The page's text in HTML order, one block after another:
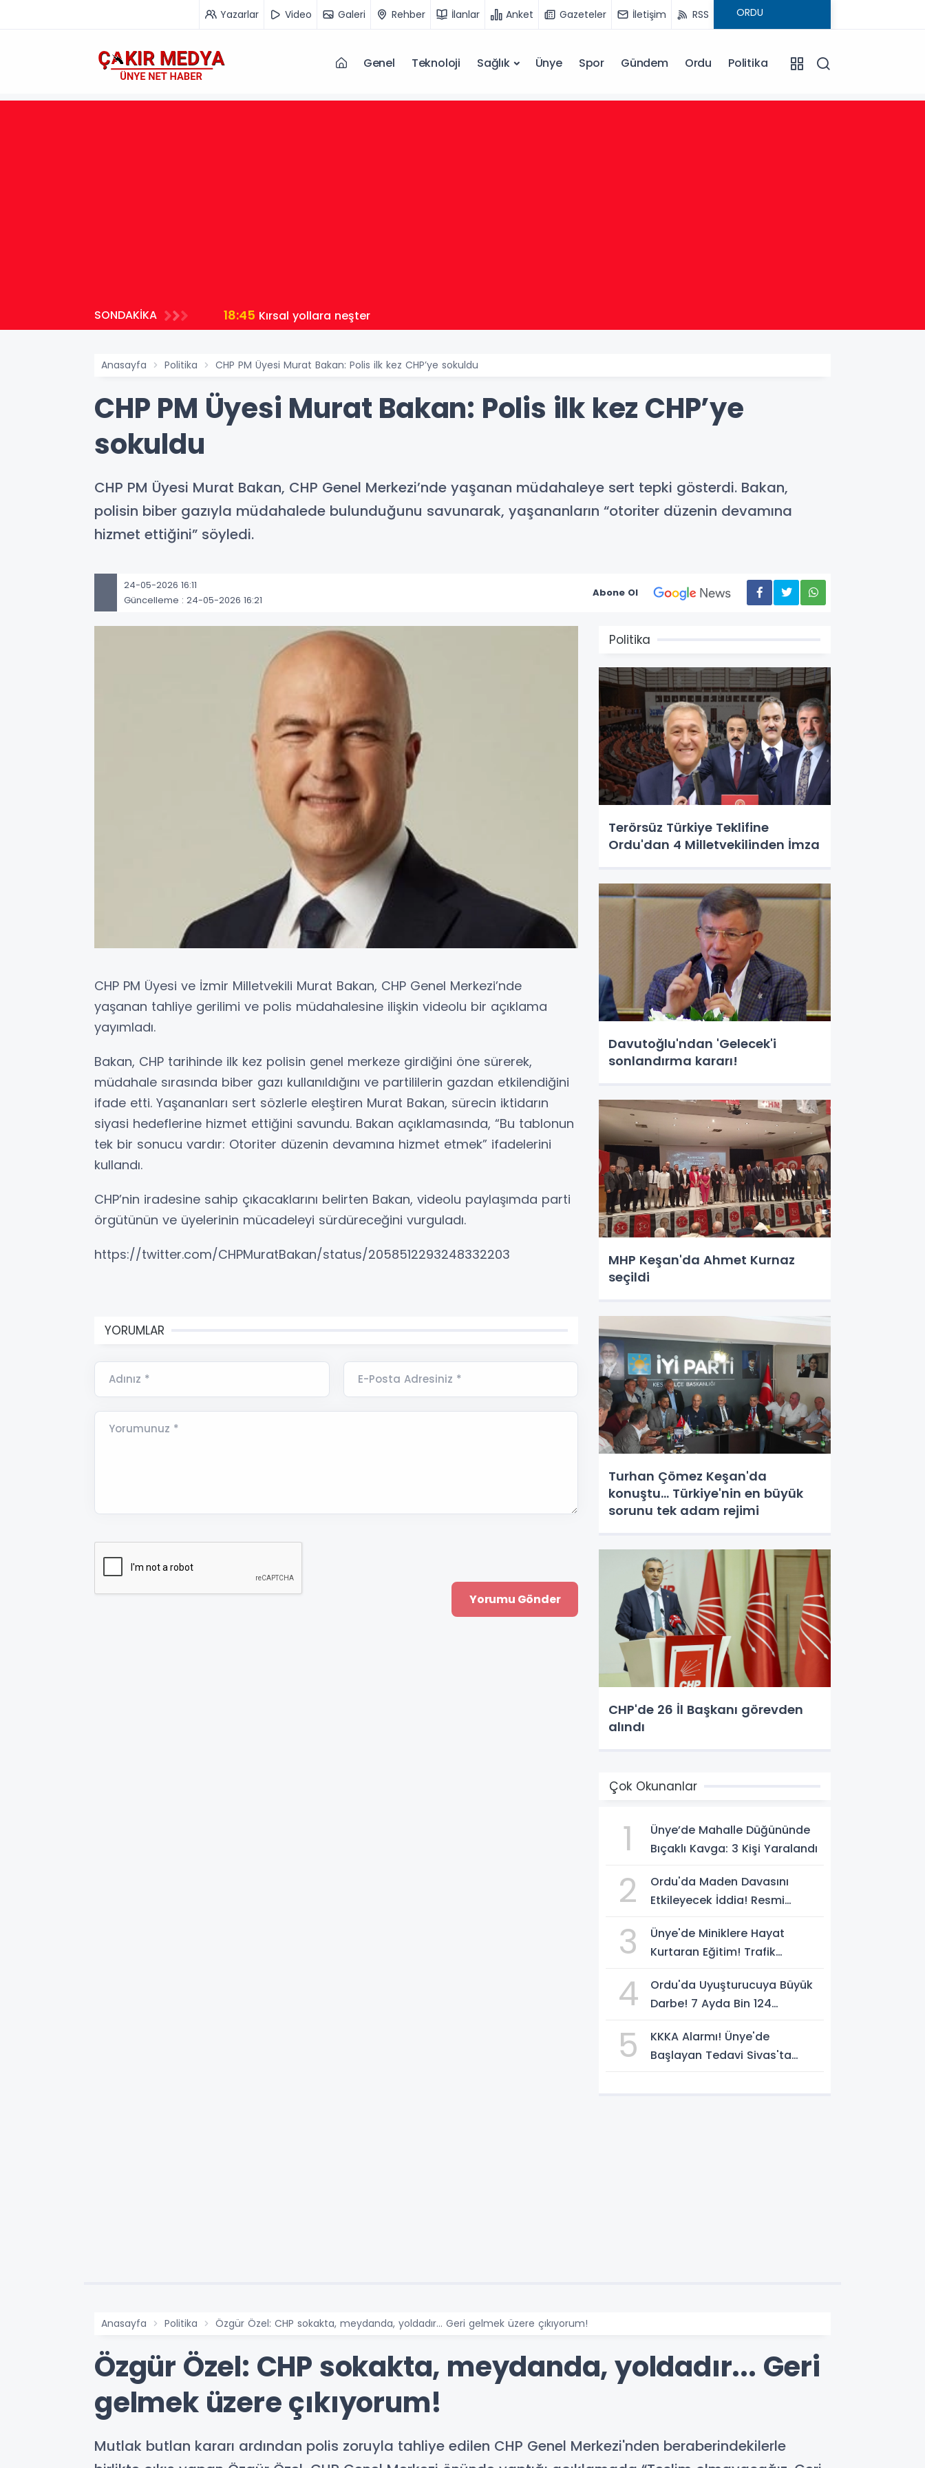
Yazarlar Video Galeri Rehber İlanlar Anket Gazeteler İletişim RSS
Genel Teknoloji Sağlık Ünye Spor Gündem Ordu Politika
SONDAKİKA 18:45 Kırsal yollara neşter
Anasayfa Politika CHP PM Üyesi Murat Bakan: Polis ilk kez CHP’ye sokuldu
CHP PM Üyesi Murat Bakan: Polis ilk kez CHP’ye
sokuldu
CHP PM Üyesi Murat Bakan, CHP Genel Merkezi’nde yaşanan müdahaleye sert tepki gösterdi. Bakan,
polisin biber gazıyla müdahalede bulunduğunu savunarak, yaşananların “otoriter düzenin devamına
hizmet ettiğini” söyledi.
24-05-2026 16:11
Güncelleme : 24-05-2026 16:21
Abone Ol
CHP PM Üyesi ve İzmir Milletvekili Murat Bakan, CHP Genel Merkezi’nde
yaşanan tahliye gerilimi ve polis müdahalesine ilişkin videolu bir açıklama
yayımladı.
Bakan, CHP tarihinde ilk kez polisin genel merkeze girdiğini öne sürerek,
müdahale sırasında biber gazı kullanıldığını ve partililerin gazdan etkilendiğini
ifade etti. Yaşananları sert sözlerle eleştiren Murat Bakan, sürecin iktidarın
siyasi hedeflerine hizmet ettiğini savundu. Bakan açıklamasında, “Bu tablonun
tek bir sonucu vardır: Otoriter düzenin devamına hizmet etmek” ifadelerini
kullandı.
CHP’nin iradesine sahip çıkacaklarını belirten Bakan, videolu paylaşımda parti
örgütünün ve üyelerinin mücadeleyi sürdüreceğini vurguladı.
https://twitter.com/CHPMuratBakan/status/2058512293248332203
YORUMLAR
Adınız * E-Posta Adresiniz *
Yorumunuz *
Politika
Terörsüz Türkiye Teklifine
Ordu'dan 4 Milletvekilinden İmza
Davutoğlu'ndan 'Gelecek'i
sonlandırma kararı!
MHP Keşan'da Ahmet Kurnaz
seçildi
Turhan Çömez Keşan'da
konuştu... Türkiye'nin en büyük
sorunu tek adam rejimi
CHP'de 26 İl Başkanı görevden
alındı
Çok Okunanlar
1
Ünye’de Mahalle Düğününde
Bıçaklı Kavga: 3 Kişi Yaralandı
2
Ordu'da Maden Davasını
Etkileyecek İddia! Resmi
3
Ünye'de Miniklere Hayat
Kurtaran Eğitim! Trafik
4
Ordu'da Uyuşturucuya Büyük
Darbe! 7 Ayda Bin 124
5
KKKA Alarmı! Ünye'de
Başlayan Tedavi Sivas'ta
Anasayfa Politika Özgür Özel: CHP sokakta, meydanda, yoldadır... Geri gelmek üzere çıkıyorum!
Özgür Özel: CHP sokakta, meydanda, yoldadır... Geri
gelmek üzere çıkıyorum!
Mutlak butlan kararı ardından polis zoruyla tahliye edilen CHP Genel Merkezi'nden beraberindekilerle